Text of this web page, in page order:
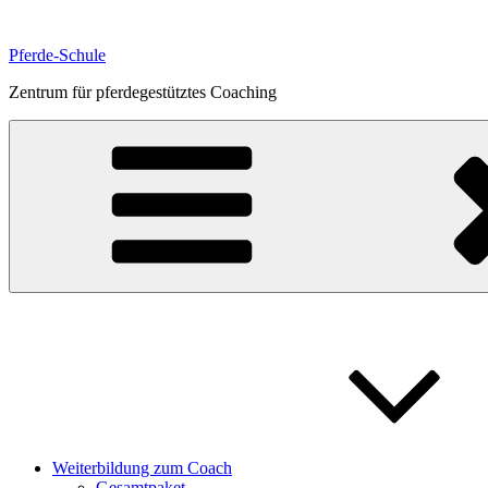
springen
Pferde-Schule
Zentrum für pferdegestütztes Coaching
Weiterbildung zum Coach